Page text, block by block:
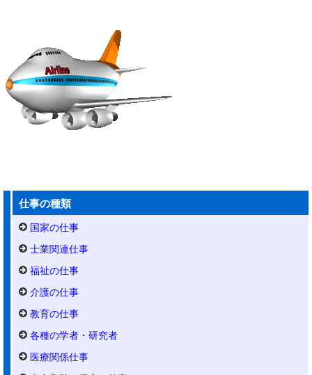
仕事の種類
国家の仕事
士業関連仕事
福祉の仕事
介護の仕事
教育の仕事
各種の学者・研究者
医療関係仕事